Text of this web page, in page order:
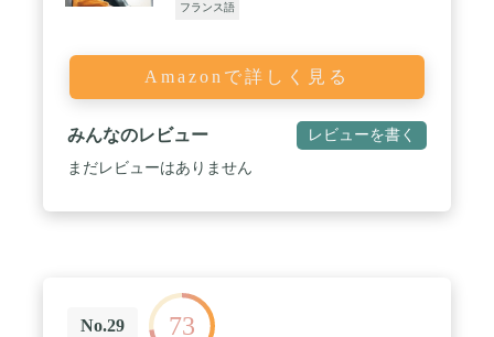
フランス語
Amazonで詳しく見る
みんなのレビュー レビューを書く
まだレビューはありません
No.29 73